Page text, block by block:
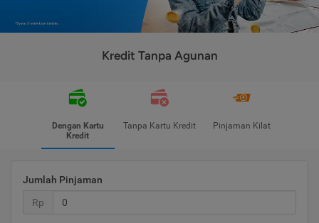
Kredit Tanpa Agunan
Dengan Kartu
Kredit
Tanpa Kartu Kredit Pinjaman Kilat
Jumlah Pinjaman
Rp